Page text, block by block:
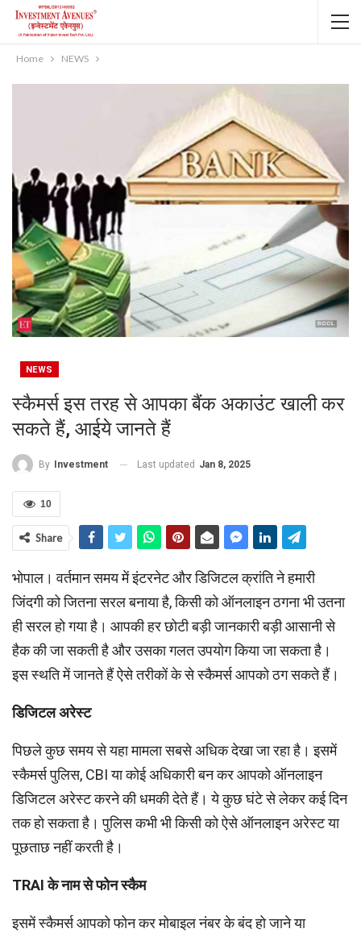
Home NEWS
NEWS
स्‍कैमर्स इस तरह से आपका बैंक अकाउंट खाली कर
सकते हैं, आईये जानते हैं
By Investment Last updated Jan 8, 2025
10
Share
भोपाल। वर्तमान समय में इंटरनेट और डिजिटल क्रांति ने हमारी
जिंदगी को जितना सरल बनाया है, किसी को ऑनलाइन ठगना भी उतना
ही सरल हो गया है। आपकी हर छोटी बड़ी जानकारी बड़ी आसानी से
हैक की जा सकती है और उसका गलत उपयोग किया जा सकता है।
इस स्‍थति में जानते हैं ऐसे तरीकों के से स्‍कैमर्स आपको ठग सकते हैं।‍
डिजिटल अरेस्ट
पिछले कुछ समय से यहा मामला सबसे अधिक देखा जा रहा है। इसमें
स्कैमर्स पुलिस, CBI या कोई अधिकारी बन कर आपको ऑनलाइन
डिजिटल अरेस्ट करने की धमकी देते हैं। ये कुछ घंटे से लेकर कई दिन
तक हो सकता है। पुलिस कभी भी किसी को ऐसे ऑनलाइन अरेस्ट या
पूछताछ नहीं करती है।
TRAIके नाम सेफोन स्कैम
इसमें स्कैमर्स आपको फोन कर मोबाइल नंबर के बंद हो जाने या